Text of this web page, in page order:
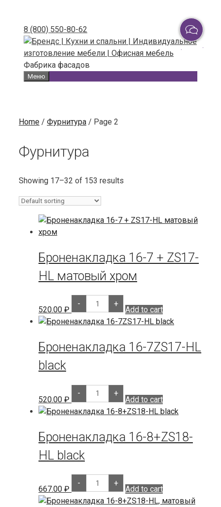
content8 (800) 550-80-62
Фабрика фасадов
Меню
Home / Фурнитура / Page 2
Фурнитура
Showing 17–32 of 153 results
Броненакладка 16-7 + ZS17-
HL матовый хром
520.00 ₽
-
Броненакладка
16-
7
+
матовый
хром
+
Add to cart
Броненакладка 16-7ZS17-HL
black
520.00 ₽
-
Броненакладка
16-
7ZS17-
HL
+
Add to cart
Броненакладка 16-8+ZS18-
HL black
667.00 ₽
-
Броненакладка
16-
8+ZS18-
HL
+
Add to cart